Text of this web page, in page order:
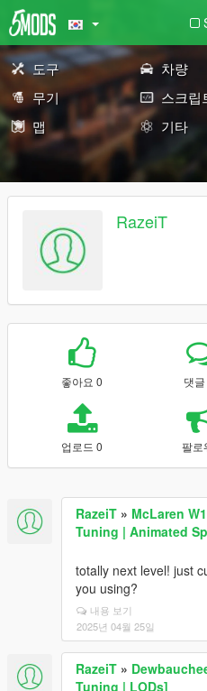
도구 차량
무기
스크립
맵
기타
RazeiT
좋아요 0 댓
업로드 0 팔로
RazeiT » McLaren
Tuning | Animated
totally next level! just
you using?
내용 보기
2025년 04월 25일
RazeiT »
Tuning | LODs]